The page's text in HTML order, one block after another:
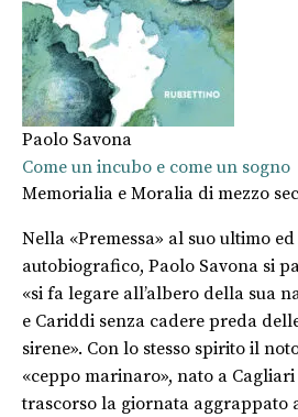
Paolo Savona
Come un incubo e come un sogno
Memorialia e Moralia di mezzo
Nella «Premessa» al suo ultimo
autobiografico, Paolo Savona si
«si fa legare all’albero della sua
e Cariddi senza cadere preda
sirene». Con lo stesso spirito il
«ceppo marinaro», nato a Cagliari
trascorso la giornata aggrappato